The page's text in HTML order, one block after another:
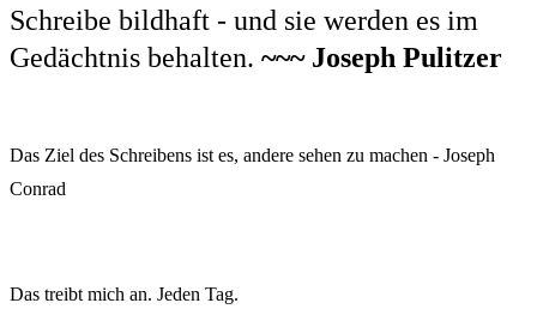
Schreibe bildhaft - und sie werden es im
Gedächtnis behalten. ~~~ Joseph Pulitzer
Das Ziel des Schreibens ist es, andere sehen zu machen - Joseph
Conrad
Das treibt mich an. Jeden Tag.